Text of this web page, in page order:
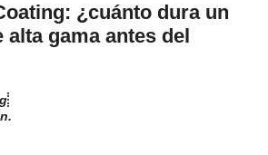
¿cuánto dura un
gama antes del